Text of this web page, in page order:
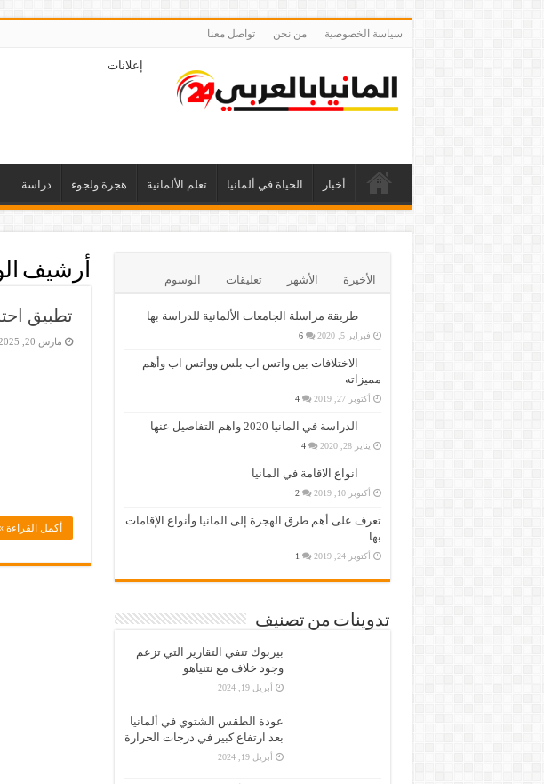
سياسة الخصوصية من نحن تواصل معنا
إعلانات
أخبار الحياة في ألمانيا تعلم الألمانية هجرة ولجوء دراسة
أرشيف
تطبيق
مارس 20, 2025
أكمل القراءة
الأخيرة الأشهر تعليقات الوسوم
طريقة مراسلة الجامعات الألمانية للدراسة بها
فبراير 5, 2020 6
الاختلافات بين واتس اب بلس وواتس اب وأهم
مميزاته
أكتوبر 27, 2019 4
الدراسة في المانيا 2020 واهم التفاصيل عنها
يناير 28, 2020 4
انواع الاقامة في المانيا
أكتوبر 10, 2019 2
تعرف على أهم طرق الهجرة إلى المانيا وأنواع الإقامات
بها
أكتوبر 24, 2019 1
تدوينات من تصنيف
بيربوك تنفي التقارير التي تزعم
وجود خلاف مع نتنياهو
أبريل 19, 2024
عودة الطقس الشتوي في ألمانيا
بعد ارتفاع كبير في درجات الحرارة
أبريل 19, 2024